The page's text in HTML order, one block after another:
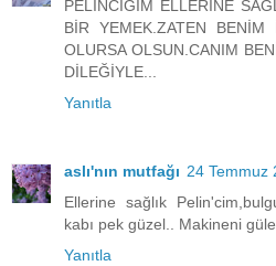
PELİNCİĞİM ELLERİNE
BİR YEMEK.ZATEN
OLURSA OLSUN.CANIM
DİLEĞİYLE...
Yanıtla
aslı'nın mutfağı 24 Temmuz
Ellerine sağlık
kabı pek güzel.. Makineni
Yanıtla